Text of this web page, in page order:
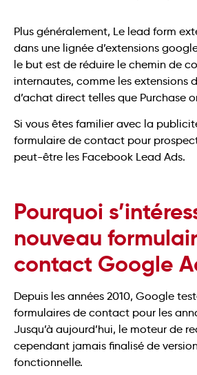
Plus généralement, Le lead form
dans une lignée d’extensions
le but est de réduire le chemin de
internautes, comme les extensions
d’achat direct telles que Purchase
Si vous êtes familier avec la
formulaire de contact pour
peut-être les Facebook Lead Ads.
Pourquoi
nouveau
contact Google
Depuis les années 2010, Google
formulaires de contact pour les
Jusqu’à aujourd’hui, le moteur de
cependant jamais finalisé de
fonctionnelle.